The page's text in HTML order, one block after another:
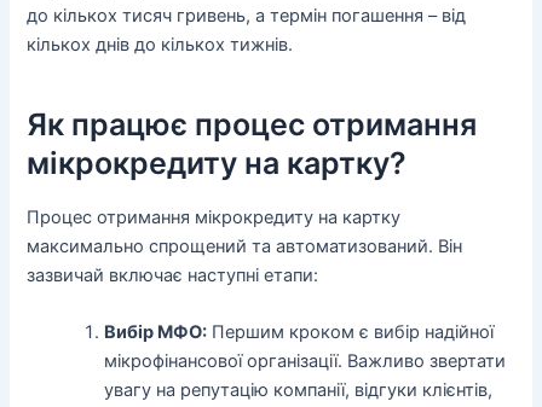
до кількох тисяч гривень, а термін погашення – від
кількох днів до кількох тижнів.
Як працює процес отримання
мікрокредиту на картку?
Процес отримання мікрокредиту на картку
максимально спрощений та автоматизований. Він
зазвичай включає наступні етапи:
Вибір МФО: Першим кроком є вибір надійної
мікрофінансової організації. Важливо звертати
увагу на репутацію компанії, відгуки клієнтів,